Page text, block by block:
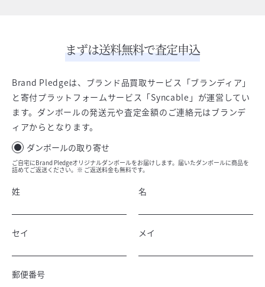
まずは送料無料で査定申込
Brand Pledgeは、ブランド品買取サービス「ブランディア」
と寄付プラットフォームサービス「Syncable」が運営してい
ます。ダンボールの発送元や査定金額のご連絡元はブランデ
ィアからとなります。
ダンボールの取り寄せ
ご自宅にBrand Pledgeオリジナルダンボールをお届けします。届いたダンボールに商品を
詰めてご返送ください。※ ご返送料金も無料です。
姓 名
セイ メイ
郵便番号